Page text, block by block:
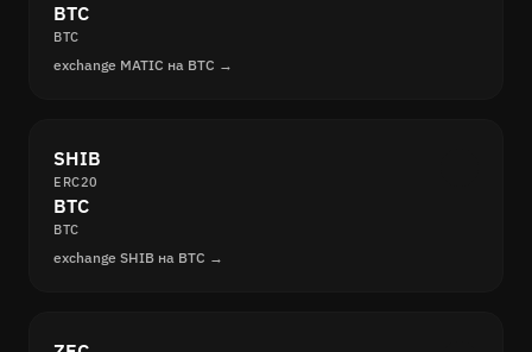
BTC
BTC
exchange MATIC на BTC →
SHIB
ERC20
BTC
BTC
exchange SHIB на BTC →